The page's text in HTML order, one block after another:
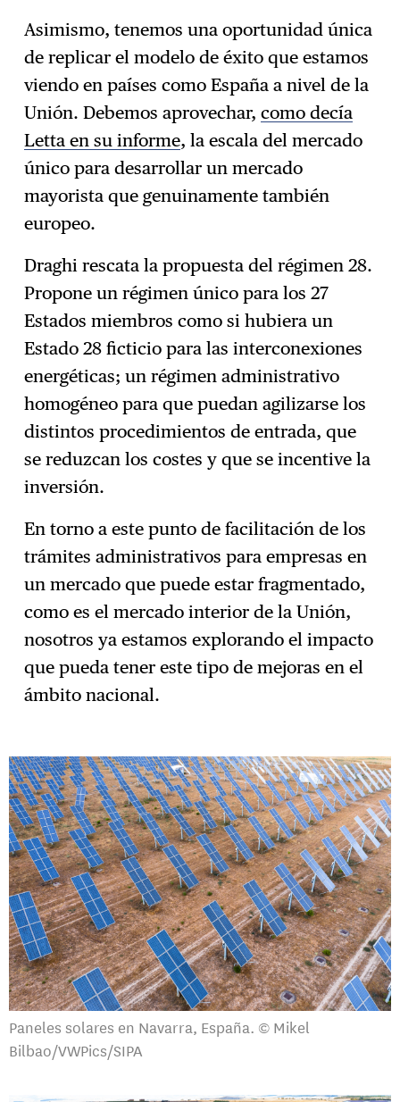
Asimismo, tenemos una oportunidad única
de replicar el modelo de éxito que estamos
viendo en países como España a nivel de la
Unión. Debemos aprovechar,como decía
Letta en su informe, la escala del mercado
único para desarrollar un mercado
mayorista que genuinamente también
europeo.
Draghi rescata la propuesta del régimen 28.
Propone un régimen único para los 27
Estados miembros como si hubiera un
Estado 28 ficticio para las interconexiones
energéticas; un régimen administrativo
homogéneo para que puedan agilizarse los
distintos procedimientos de entrada, que
se reduzcan los costes y que se incentive la
inversión.
En torno a este punto de facilitación de los
trámites administrativos para empresas en
un mercado que puede estar fragmentado,
como es el mercado interior de la Unión,
nosotros ya estamos explorando el impacto
que pueda tener este tipo de mejoras en el
ámbito nacional.
Paneles solares en Navarra, España. © Mikel
Bilbao/VWPics/SIPA